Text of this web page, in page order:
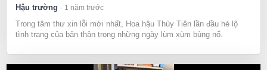
Hậu trường 1 năm trước
Trong tâm thư xin lỗi mới nhất, Hoa hậu Thùy Tiên lần đầu hé lộ
tình trạng của bản thân trong những ngày lùm xùm bùng nổ.